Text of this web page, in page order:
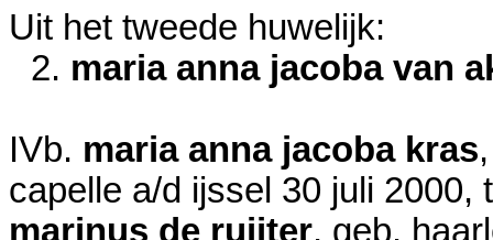
Uit het tweede huwelijk:
2. maria anna jacoba van
IVb. maria anna jacoba kras
capelle a/d ijssel 30 juli 2000,
marinus de ruijter, geb.